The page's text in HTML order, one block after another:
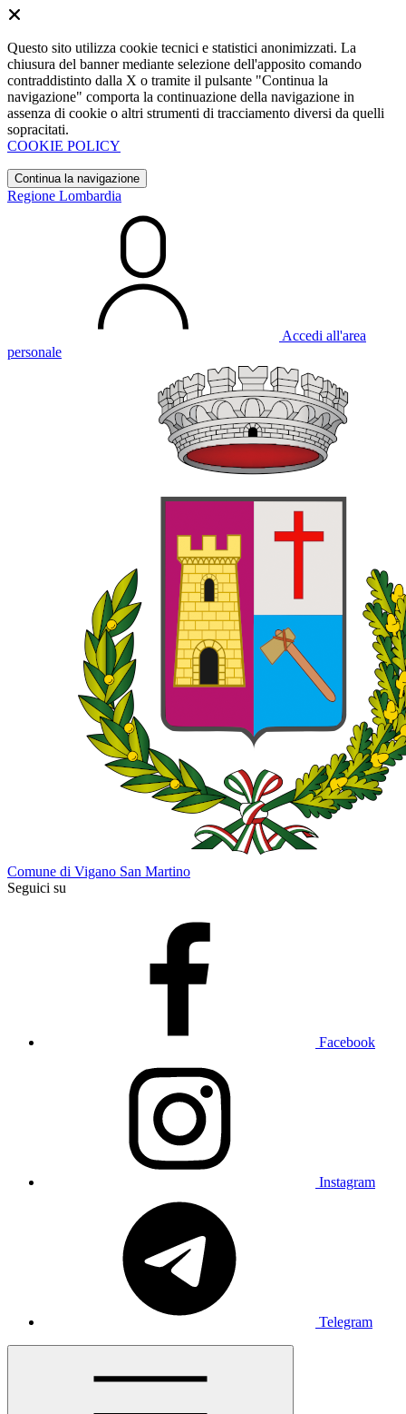
Questo sito utilizza cookie tecnici e statistici anonimizzati. La
chiusura del banner mediante selezione dell'apposito comando
contraddistinto dalla X o tramite il pulsante "Continua la
navigazione" comporta la continuazione della navigazione in
assenza di cookie o altri strumenti di tracciamento diversi da quelli
sopracitati.
COOKIE POLICY
Continua la navigazione
Regione Lombardia
Accedi all'area
personale
Comune di Vigano San Martino
Seguici su
Facebook
Instagram
Telegram